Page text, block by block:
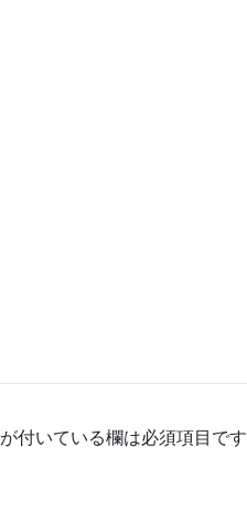
が付いている欄は必須項目です